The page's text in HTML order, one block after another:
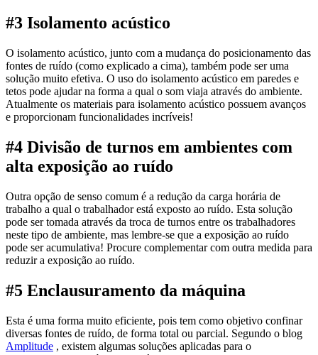
#3 Isolamento acústico
O isolamento acústico, junto com a mudança do posicionamento das
fontes de ruído (como explicado a cima), também pode ser uma
solução muito efetiva. O uso do isolamento acústico em paredes e
tetos pode ajudar na forma a qual o som viaja através do ambiente.
Atualmente os materiais para isolamento acústico possuem avanços
e proporcionam funcionalidades incríveis!
#4 Divisão de turnos em ambientes com
alta exposição ao ruído
Outra opção de senso comum é a redução da carga horária de
trabalho a qual o trabalhador está exposto ao ruído. Esta solução
pode ser tomada através da troca de turnos entre os trabalhadores
neste tipo de ambiente, mas lembre-se que a exposição ao ruído
pode ser acumulativa! Procure complementar com outra medida para
reduzir a exposição ao ruído.
#5 Enclausuramento da máquina
Esta é uma forma muito eficiente, pois tem como objetivo confinar
diversas fontes de ruído, de forma total ou parcial. Segundo o blog
Amplitude , existem algumas soluções aplicadas para o